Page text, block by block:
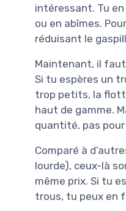
intéressant. Tu
ou en abîmes.
réduisant le
Maintenant, il
Si tu espères un
trop petits, la
haut de gamme.
quantité, pas
Comparé à
lourde), ceux-là
même prix. Si tu
trous, tu peux en